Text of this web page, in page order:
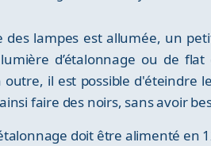
des lampes est allumée, un
d’étalonnage ou de
outre, il est possible d'éteindre
faire des noirs, sans avoir
doit être alimenté en